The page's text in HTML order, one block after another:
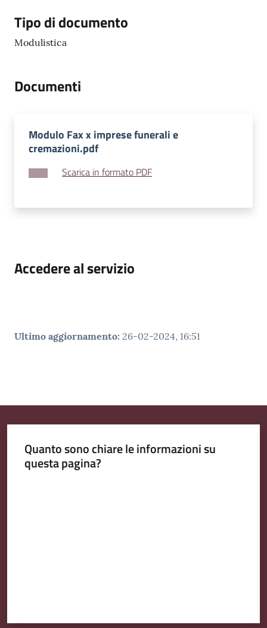
r
i
o
Descrizione
Tipo di documento
Modulistica
Documenti
Modulo Fax x imprese funerali e
cremazioni.pdf
Scarica in formato PDF
Accedere al servizio
Ultimo aggiornamento: 26-02-2024, 16:51
Quanto sono chiare le informazioni su
questa pagina?